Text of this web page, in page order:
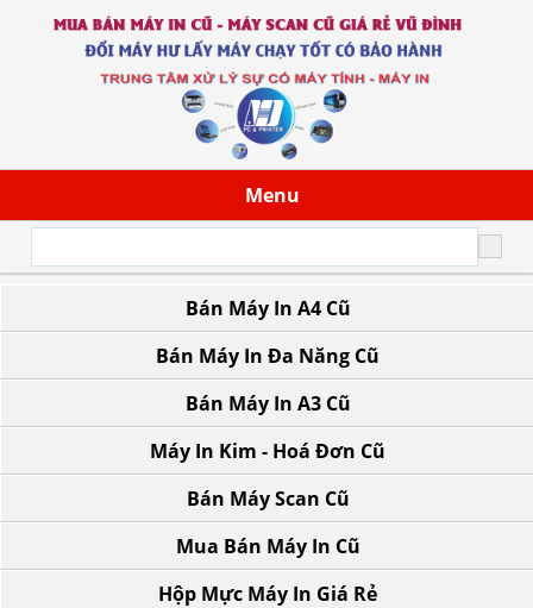
Menu
43/13 Đoàn Giỏi, P. Tân Sơn Nhì, TP.HCM
Bán Máy In A4 Cũ
Bán Máy In Đa Năng Cũ
Bán Máy In A3 Cũ
Máy In Kim - Hoá Đơn Cũ
Bán Máy Scan Cũ
Mua Bán Máy In Cũ
Hộp Mực Máy In Giá Rẻ